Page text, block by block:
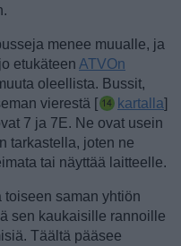
menee muualle, ja
etukäteen ATVOn
oleellista. Bussit,
vierestä [
kartalla
7 ja 7E. Ne ovat usein
tarkastella, joten ne
tai näyttää laitteelle.
toiseen saman yhtiön
sen kaukaisille rannoille
Täältä pääsee